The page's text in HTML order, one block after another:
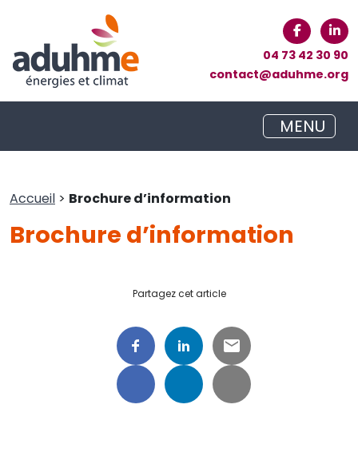
04 73 42 30 90
contact@aduhme.org
MENU
Accueil > Brochure d’information
Brochure d’information
Partagez cet article